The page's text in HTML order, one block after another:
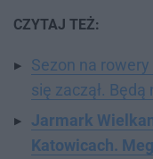
CZYTAJ TEŻ:
Sezon na
się zaczął.
Jarmark
Katowicach.